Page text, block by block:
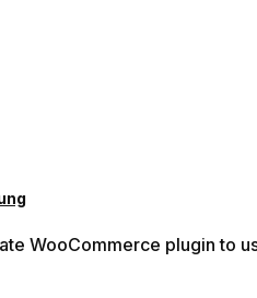
WooCommerce plugin to